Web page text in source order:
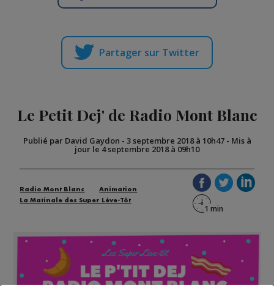
Partager sur Twitter
Le Petit Dej' de Radio Mont Blanc
Publié par David Gaydon - 3 septembre 2018 à 10h47- Mis à
jour le 4 septembre 2018 à 09h10
Radio Mont Blanc
Animation
La Matinale des Super Lève-Tôt